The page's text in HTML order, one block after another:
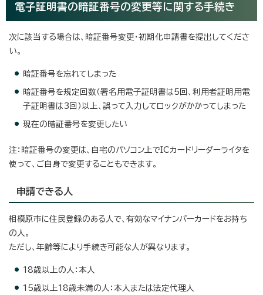
電子証明書の暗証番号の変更等に関する手続き
次に該当する場合は、暗証番号変更・初期化申請書を提出してくださ
い。
暗証番号を忘れてしまった
暗証番号を規定回数（署名用電子証明書は5回、利用者証明用電
子証明書は3回）以上、誤って入力してロックがかかってしまった
現在の暗証番号を変更したい
注：暗証番号の変更は、自宅のパソコン上でICカードリーダーライタを
使って、ご自身で変更することもできます。
申請できる人
相模原市に住民登録のある人で、有効なマイナンバーカードをお持ち
の人。
ただし、年齢等により手続き可能な人が異なります。
18歳以上の人：本人
15歳以上18歳未満の人：本人または法定代理人